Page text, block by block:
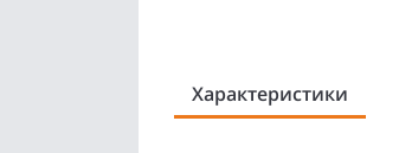
Характеристики